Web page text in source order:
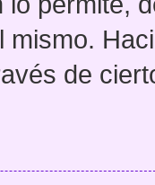
mismo.
de